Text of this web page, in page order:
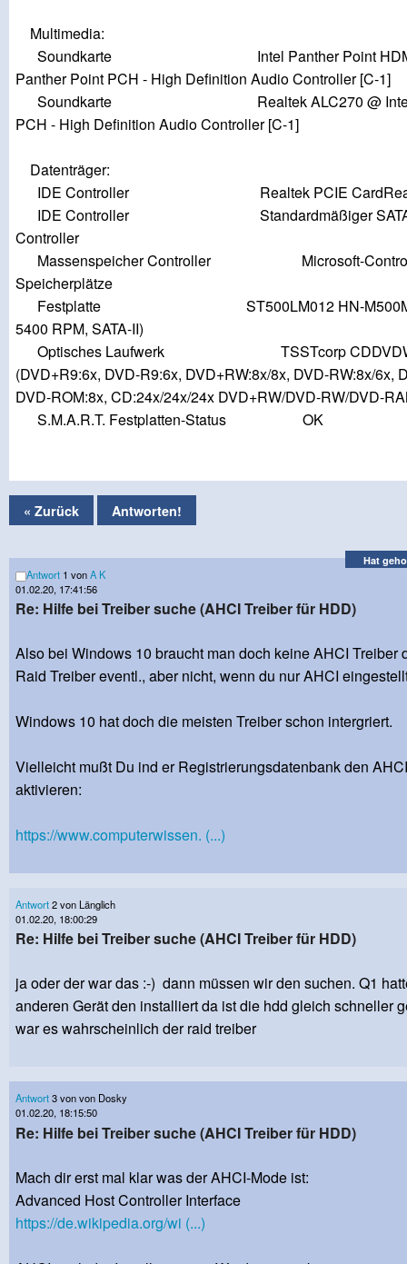
Multimedia:
Soundkarte Intel Panther Point HDMI
Panther Point PCH - High Definition Audio Controller [C-1]
Soundkarte Realtek ALC270 @ Intel
PCH - High Definition Audio Controller [C-1]
Datenträger:
IDE Controller Realtek PCIE
IDE Controller Standardmäßiger SATA
Controller
Massenspeicher Controller Microsoft-
Speicherplätze
Festplatte ST500LM012 HN-
5400 RPM, SATA-II)
Optisches Laufwerk TSSTcorp CDDVDW
(DVD+R9:6x, DVD-R9:6x, DVD+RW:8x/8x, DVD-RW:8x/6x,
DVD-ROM:8x, CD:24x/24x/24x DVD+RW/DVD-RW/DVD-
S.M.A.R.T. Festplatten-Status OK
« Zurück Antworten!
Hat
Antwort 1 vonA K
01.02.20, 17:41:56
Re: Hilfe bei Treiber suche (AHCI Treiber für HDD)
Also bei Windows 10 braucht man doch keine AHCI Treiber
Raid Treiber eventl., aber nicht, wenn du nur AHCI
Windows 10 hat doch die meisten Treiber schon intergriert.
Vielleicht mußt Du ind er Registrierungsdatenbank den
aktivieren:
https://www.computerwissen. (...)
Antwort2 von Länglich
01.02.20, 18:00:29
Re: Hilfe bei Treiber suche (AHCI Treiber für HDD)
ja oder der war das :-) dann müssen wir den suchen. Q1
anderen Gerät den installiert da ist die hdd gleich schneller
war es wahrscheinlich der raid treiber
Antwort3 von von Dosky
01.02.20, 18:15:50
Re: Hilfe bei Treiber suche (AHCI Treiber für HDD)
Mach dir erst mal klar was der AHCI-Mode ist:
Advanced Host Controller Interface
https://de.wikipedia.org/wi (...)